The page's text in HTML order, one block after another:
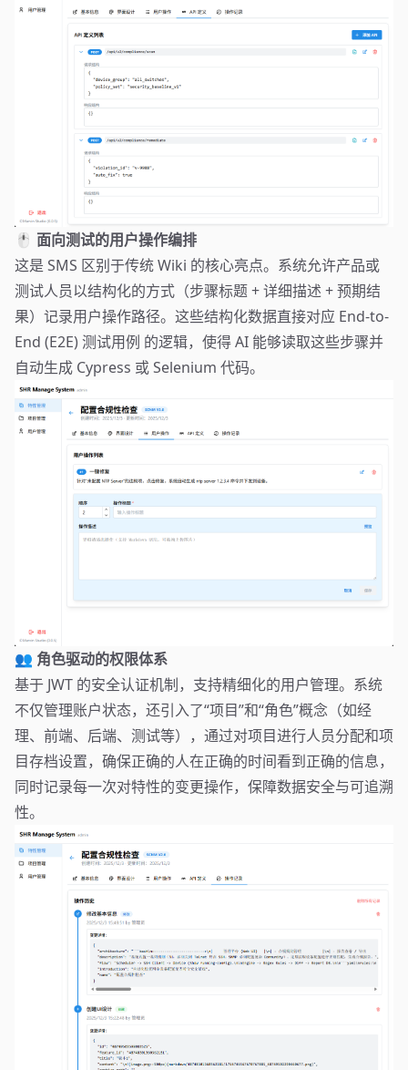
🖱️ 面向测试的用户操作编排
这是 SMS 区别于传统 Wiki 的核心亮点。系统允许产品或
测试人员以结构化的方式（步骤标题 + 详细描述 + 预期结
果）记录用户操作路径。这些结构化数据直接对应 End-to-
End (E2E) 测试用例 的逻辑，使得 AI 能够读取这些步骤并
自动生成 Cypress 或 Selenium 代码。
👥 角色驱动的权限体系
基于 JWT 的安全认证机制，支持精细化的用户管理。系统
不仅管理账户状态，还引入了“项目”和“角色”概念（如经
理、前端、后端、测试等），通过对项目进行人员分配和项
目存档设置，确保正确的人在正确的时间看到正确的信息，
同时记录每一次对特性的变更操作，保障数据安全与可追溯
性。